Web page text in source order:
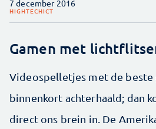
7 december 2016
HIGHTECHICT
Gamen met
Videospelletjes met de beste
binnenkort achterhaald; dan
direct ons brein in. De